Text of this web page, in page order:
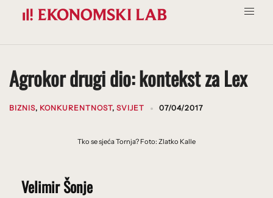
Agrokor drugi dio: kontekst za Lex
BIZNIS, KONKURENTNOST, SVIJET 07/04/2017
Tko se sjeća Tornja? Foto: Zlatko Kalle
Velimir Šonje